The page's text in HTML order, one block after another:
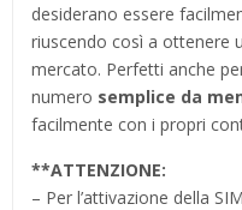
desiderano essere
riuscendo così a ottenere
mercato. Perfetti anche
numero semplice da
facilmente con i propri
**ATTENZIONE:
– Per l’attivazione della